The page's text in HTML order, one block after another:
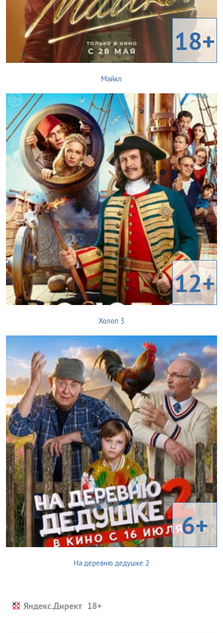
18+
Майкл
12+
Холоп 3
6+
На деревню дедушке 2
Яндекс.Директ